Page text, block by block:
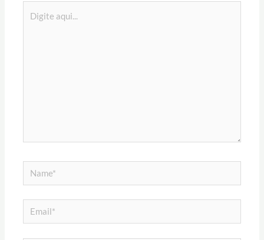
aqui...
Name*
Email*